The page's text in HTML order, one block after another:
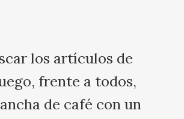
los artículos de
frente a todos,
de café con un